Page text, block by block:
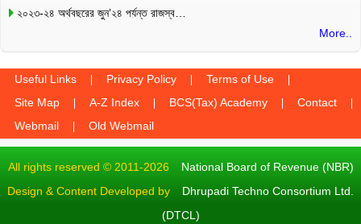
২০২৩-২৪ অর্থবছরের জুন’২৪ পর্যন্ত রাজস্ব…
More..
Useful Links Privacy Policy
Terms of Use
Site Map
A-Z Index BCS(Tax) Academy
Contact
Webmail
Old Webmail
All rights reserved © 2011-2026 National Board of Revenue (NBR)
Design & Content Developed by Dhrupadi Techno Consortium Ltd.
(DTCL)